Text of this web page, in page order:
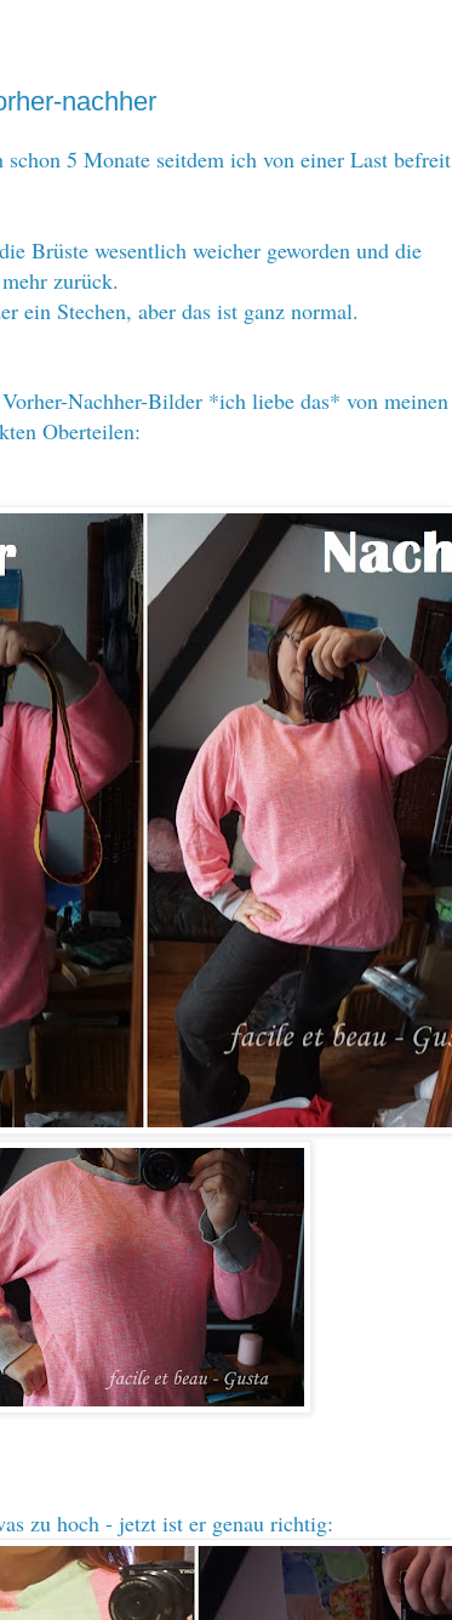
nachher
5 Monate seitdem ich von einer Last befreit
Brüste wesentlich weicher geworden und die
zurück.
ein Stechen, aber das ist ganz normal.
Nachher-Bilder *ich liebe das* von meinen
Oberteilen:
zu hoch - jetzt ist er genau richtig: